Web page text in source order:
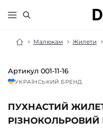
Малюкам Жилети
Артикул 001-11-16
УКРАЇНСЬКИЙ БРЕНД
ПУХНАСТИЙ
РІЗНОКОЛЬРОВИЙ
МАЛЮКАМ
НОВИНКИ
РОЗПРОДАЖ
НОВИНКИ
ХЛОПЧИК
ЖІНКИ